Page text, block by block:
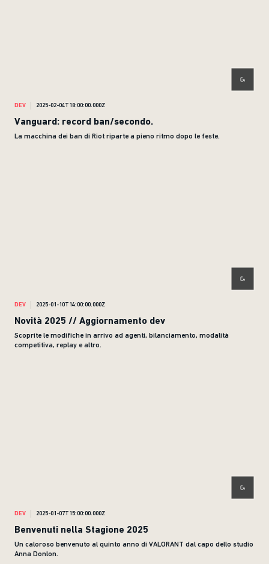
DEV 2025-02-04T18:00:00.000Z
Vanguard: record ban/secondo.
La macchina dei ban di Riot riparte a pieno ritmo dopo le feste.
DEV 2025-01-10T14:00:00.000Z
Novità 2025 // Aggiornamento dev
Scoprite le modifiche in arrivo ad agenti, bilanciamento, modalità
competitiva, replay e altro.
DEV 2025-01-07T15:00:00.000Z
Benvenuti nella Stagione 2025
Un caloroso benvenuto al quinto anno di VALORANT dal capo dello studio
Anna Donlon.